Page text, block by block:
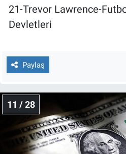
21-Trevor Lawrence-
Devletleri
Paylaş
11 / 28